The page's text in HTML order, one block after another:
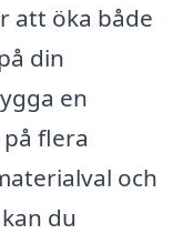
att öka både
din
en
flera
och
du